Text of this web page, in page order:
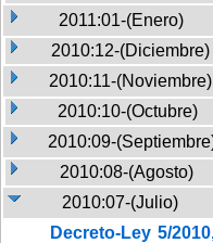
2011:01-(Enero)
2010:12-(Diciembre)
2010:11-(Noviembre)
2010:10-(Octubre)
2010:09-
2010:08-(Agosto)
2010:07-(Julio)
Decreto-Ley 5/